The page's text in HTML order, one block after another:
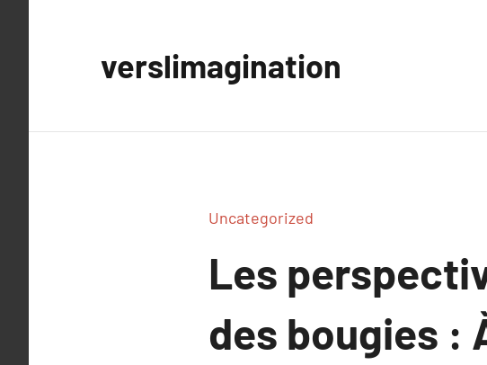
verslimagination
Uncategorized
Les
des bougies :